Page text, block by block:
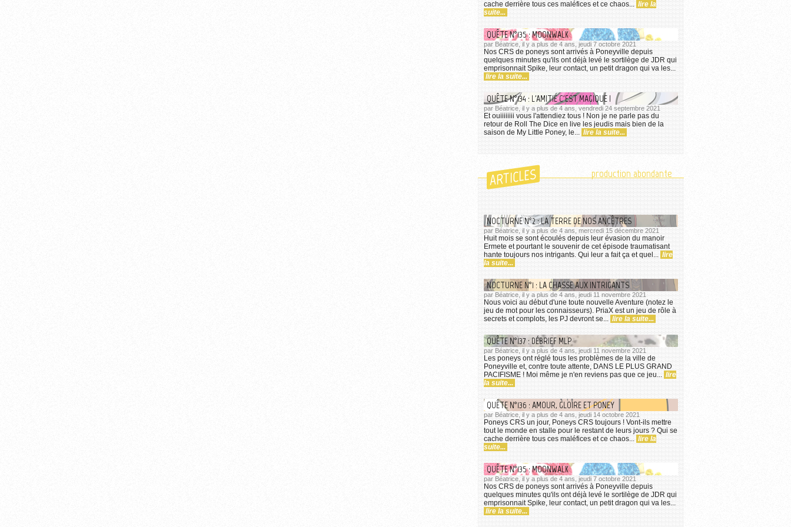
cache derrière tous ces maléfices et ce chaos... lire la
suite...
QUÊTE N°135 : MOONWALK
par Béatrice, il y a plus de 4 ans, jeudi 7 octobre 2021
Nos CRS de poneys sont arrivés à Poneyville depuis
quelques minutes qu'ils ont déjà levé le sortilège de JDR qui
emprisonnait Spike, leur contact, un petit dragon qui va les...
lire la suite...
QUÊTE N°134 : L'AMITIÉ C'EST MAGIQUE !
par Béatrice, il y a plus de 4 ans, vendredi 24 septembre 2021
Et ouiiiiiiii vous l'attendiez tous ! Non je ne parle pas du
retour de Roll The Dice en live les jeudis mais bien de la
saison de My Little Poney, le... lire la suite...
ARTICLES production abondante
NOCTURNE N°2 : LA TERRE DE NOS ANCÊTRES
par Béatrice, il y a plus de 4 ans, mercredi 15 décembre 2021
Huit mois se sont écoulés depuis leur évasion du manoir
Ermete et pourtant le souvenir de cet épisode traumatisant
hante toujours nos intrigants. Qui leur a fait ça et quel... lire
la suite...
NOCTURNE N°1 : LA CHASSE AUX INTRIGANTS
par Béatrice, il y a plus de 4 ans, jeudi 11 novembre 2021
Nous voici au début d'une toute nouvelle Aventure (notez le
jeu de mot pour les connaisseurs). PriaX est un jeu de rôle à
secrets et complots, les PJ devront se... lire la suite...
QUÊTE N°137 : DÉBRIEF MLP
par Béatrice, il y a plus de 4 ans, jeudi 11 novembre 2021
Les poneys ont réglé tous les problèmes de la ville de
Poneyville et, contre toute attente, DANS LE PLUS GRAND
PACIFISME ! Moi même je n'en reviens pas que ce jeu... lire
la suite...
QUÊTE N°136 : AMOUR, GLOIRE ET PONEY
par Béatrice, il y a plus de 4 ans, jeudi 14 octobre 2021
Poneys CRS un jour, Poneys CRS toujours ! Vont-ils mettre
tout le monde en stalle pour le restant de leurs jours ? Qui se
cache derrière tous ces maléfices et ce chaos... lire la
suite...
QUÊTE N°135 : MOONWALK
par Béatrice, il y a plus de 4 ans, jeudi 7 octobre 2021
Nos CRS de poneys sont arrivés à Poneyville depuis
quelques minutes qu'ils ont déjà levé le sortilège de JDR qui
emprisonnait Spike, leur contact, un petit dragon qui va les...
lire la suite...